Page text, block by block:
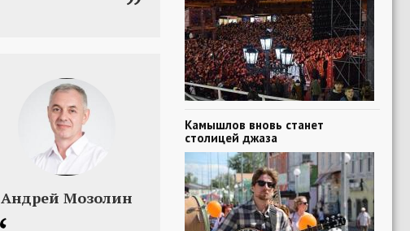
Андрей Мозолин
Камышлов вновь станет
столицей джаза